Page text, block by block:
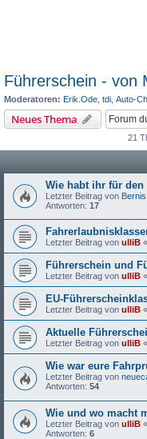
Führerschein - von
Moderatoren: Erik.Ode tdi Auto-
Neues Thema
21
Wie habt ihr für
Letzter Beitrag von Bernis
Antworten: 17
Letzter Beitrag von ulliB «
Führerschein und
Letzter Beitrag von ulliB «
EU-
Letzter Beitrag von ulliB «
Aktuelle
Letzter Beitrag von ulliB «
Wie war eure
Letzter Beitrag von
Antworten: 54
Wie und wo macht
Letzter Beitrag von ulliB «
Antworten: 6